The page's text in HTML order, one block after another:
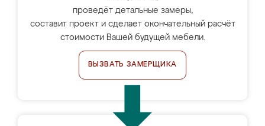
проведёт детальные замеры,
составит проект и сделает окончательный расчёт
стоимости Вашей будущей мебели.
ВЫЗВАТЬ ЗАМЕРЩИКА